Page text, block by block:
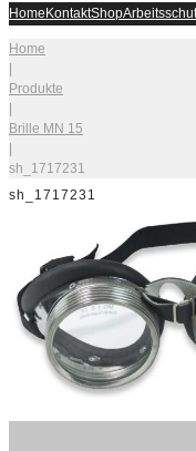
HomeKontaktShop
Home
|
Produkte
|
Brille MN 15
|
sh_1717231
sh_1717231